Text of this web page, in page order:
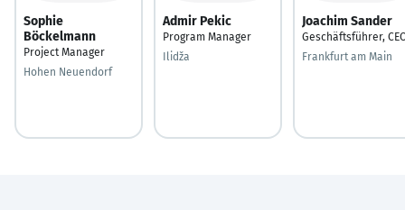
Sophie
Böckelmann
Project Manager
Hohen Neuendorf
Admir Pekic
Program Manager
Ilidža
Joachim Sander
Geschäftsführer,
Frankfurt am Main